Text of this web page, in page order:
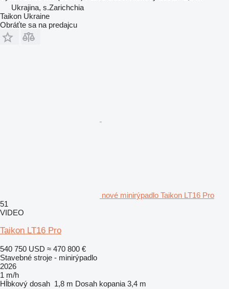
Ukrajina, s.Zarichchia
Taikon Ukraine
Obráťte sa na predajcu
nové minirýpadlo Taikon LT16 Pro
51
VIDEO
Taikon LT16 Pro
540 750 USD ≈ 470 800 €
Stavebné stroje - minirýpadlo
2026
1 m/h
Hĺbkový dosah 1,8 m Dosah kopania 3,4 m